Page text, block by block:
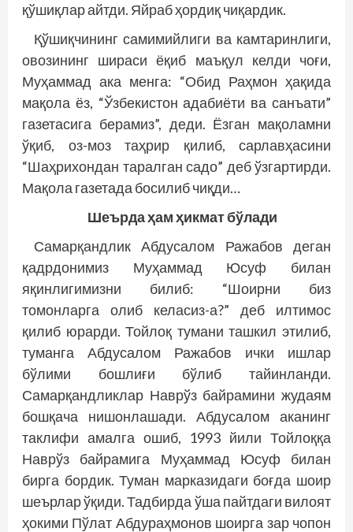
қўшиқлар айтди. Яйраб ҳордиқ чиқардик.
Қўшиқчининг самимийлиги ва камтаринлиги,
овозининг шираси ёқиб маъқул келди чоғи,
Муҳаммад ака менга: “Обид Раҳмон ҳақида
мақола ёз, “Ўзбекистон адабиёти ва санъати”
газетасига берамиз”, деди. Ёзган мақоламни
ўқиб, оз-моз таҳрир қилиб, сарлавҳасини
“Шаҳрихондан таралган садо” деб ўзгартирди.
Мақола газетада босилиб чиқди…
Шеърда ҳам ҳикмат бўлади
Самарқандлик Абдусалом Ражабов деган
қадрдонимиз Муҳаммад Юсуф билан
яқинлигимизни билиб: “Шоирни биз
томонларга олиб келасиз-а?” деб илтимос
қилиб юрарди. Тойлоқ тумани ташкил этилиб,
туманга Абдусалом Ражабов ички ишлар
бўлими бошлиғи бўлиб тайинланди.
Самарқандликлар Наврўз байрамини жудаям
бошқача нишонлашади. Абдусалом аканинг
таклифи амалга ошиб, 1993 йили Тойлоққа
Наврўз байрамига Муҳаммад Юсуф билан
бирга бордик. Туман марказидаги боғда шоир
шеърлар ўқиди. Тадбирда ўша пайтдаги вилоят
ҳокими Пўлат Абдураҳмонов шоирга зар чопон